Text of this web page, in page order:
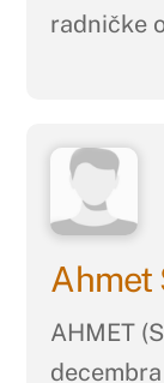
radničke
Ahmet
AHMET